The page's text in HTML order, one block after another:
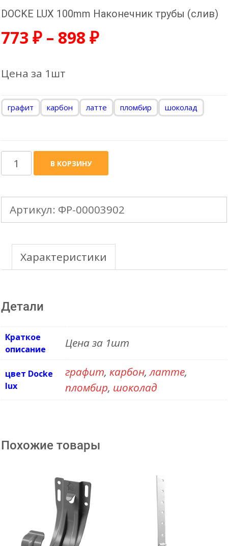
DOCKE LUX 100mm Наконечник трубы (слив)
773 ₽ – 898 ₽
Цена за 1шт
графит карбон латте пломбир шоколад
Количество
товара
DOCKE
LUX
Наконечник
трубы
В КОРЗИНУ
Артикул: ФР-00003902
Характеристики
Детали
Краткое
описание
Цена за 1шт
цвет Docke
lux
графит, карбон,латте,
пломбир, шоколад
Похожие товары